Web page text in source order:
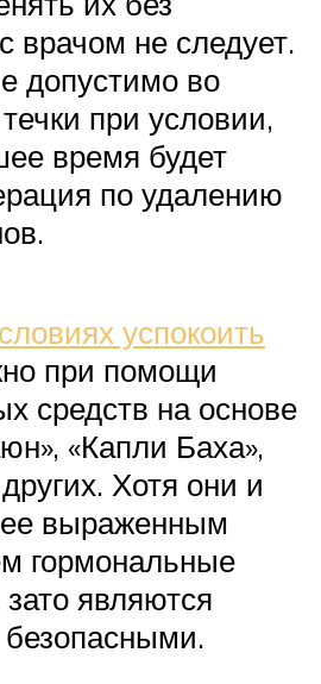
врачом не следует.
допустимо во
при условии,
время будет
по удалению
успокоить
при помощи
средств на основе
«Капли Баха»,
Хотя они и
выраженным
гормональные
являются
безопасными.